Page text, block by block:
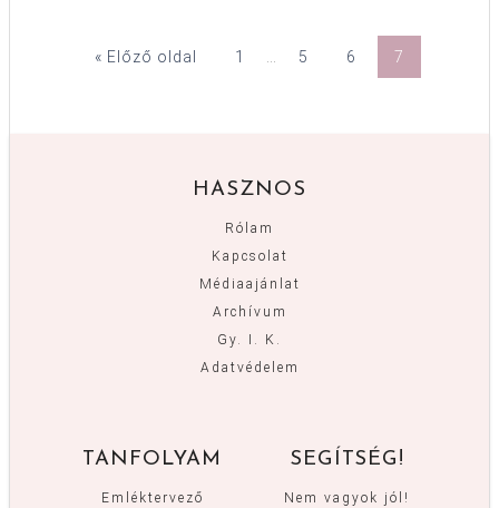
« Előző oldal 1 … 5 6 7
HASZNOS
Rólam
Kapcsolat
Médiaajánlat
Archívum
Gy. I. K.
Adatvédelem
TANFOLYAM
Emléktervező
SEGÍTSÉG!
Nem vagyok jól!